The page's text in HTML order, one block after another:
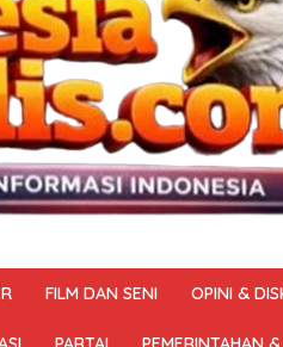
FILM DAN SENI OPINI &